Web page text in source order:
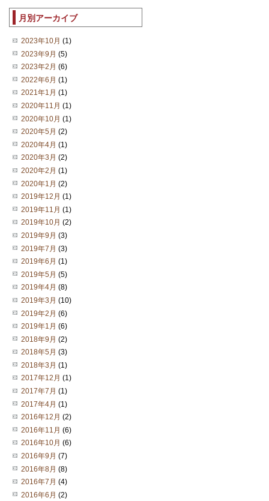
月別アーカイブ
2023年10月 (1)
2023年9月 (5)
2023年2月 (6)
2022年6月 (1)
2021年1月 (1)
2020年11月 (1)
2020年10月 (1)
2020年5月 (2)
2020年4月 (1)
2020年3月 (2)
2020年2月 (1)
2020年1月 (2)
2019年12月 (1)
2019年11月 (1)
2019年10月 (2)
2019年9月 (3)
2019年7月 (3)
2019年6月 (1)
2019年5月 (5)
2019年4月 (8)
2019年3月 (10)
2019年2月 (6)
2019年1月 (6)
2018年9月 (2)
2018年5月 (3)
2018年3月 (1)
2017年12月 (1)
2017年7月 (1)
2017年4月 (1)
2016年12月 (2)
2016年11月 (6)
2016年10月 (6)
2016年9月 (7)
2016年8月 (8)
2016年7月 (4)
2016年6月 (2)